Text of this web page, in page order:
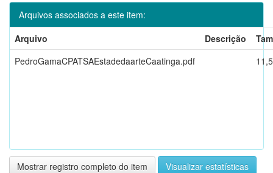
Arquivos associados a este item:
Arquivo
Descrição
PedroGamaCPATSAEstadedaarteCaatinga.pdf
Mostrar registro completo do item Visualizar estatísticas